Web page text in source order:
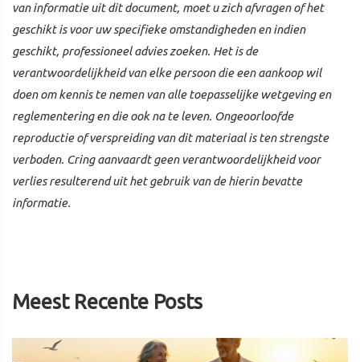
van informatie uit dit document, moet u zich afvragen of het
geschikt is voor uw specifieke omstandigheden en indien
geschikt, professioneel advies zoeken. Het is de
verantwoordelijkheid van elke persoon die een aankoop wil
doen om kennis te nemen van alle toepasselijke wetgeving en
reglementering en die ook na te leven. Ongeoorloofde
reproductie of verspreiding van dit materiaal is ten strengste
verboden. Cring aanvaardt geen verantwoordelijkheid voor
verlies resulterend uit het gebruik van de hierin bevatte
informatie.
Meest Recente Posts